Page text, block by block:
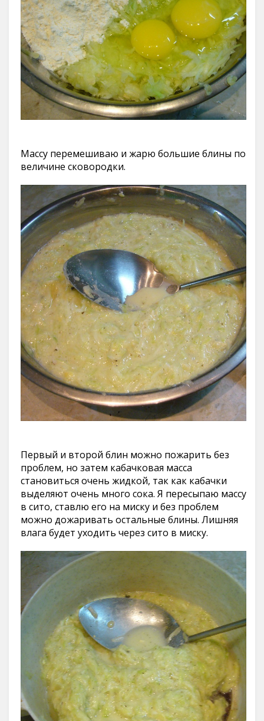
Массу перемешиваю и жарю большие блины по
величине сковородки.
Первый и второй блин можно пожарить без
проблем, но затем кабачковая масса
становиться очень жидкой, так как кабачки
выделяют очень много сока. Я пересыпаю массу
в сито, ставлю его на миску и без проблем
можно дожаривать остальные блины. Лишняя
влага будет уходить через сито в миску.